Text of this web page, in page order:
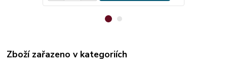
Zboží zařazeno v kategoriích